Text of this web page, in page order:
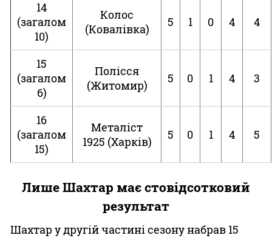
14
(загалом
10)
Колос
(Ковалівка)
5 1 0 4 4
15
(загалом
6)
Полісся
(Житомир)
5 0 1 4 3
16
(загалом
15)
Металіст
1925 (Харків)
5 0 1 4 5
Лише Шахтар має стовідсотковий
результат
Шахтар у другій частині сезону набрав 15